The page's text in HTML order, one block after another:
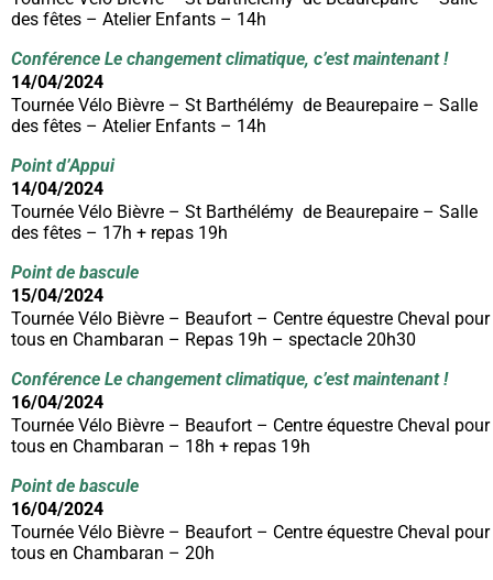
des fêtes – Atelier Enfants – 14h
Conférence Le changement climatique, c’est maintenant !
14/04/2024
Tournée Vélo Bièvre – St Barthélémy de Beaurepaire – Salle
des fêtes – Atelier Enfants – 14h
Point d’Appui
14/04/2024
Tournée Vélo Bièvre – St Barthélémy de Beaurepaire – Salle
des fêtes – 17h + repas 19h
Point de bascule
15/04/2024
Tournée Vélo Bièvre – Beaufort – Centre équestre Cheval pour
tous en Chambaran – Repas 19h – spectacle 20h30
Conférence Le changement climatique, c’est maintenant !
16/04/2024
Tournée Vélo Bièvre – Beaufort – Centre équestre Cheval pour
tous en Chambaran – 18h + repas 19h
Point de bascule
16/04/2024
Tournée Vélo Bièvre – Beaufort – Centre équestre Cheval pour
tous en Chambaran – 20h